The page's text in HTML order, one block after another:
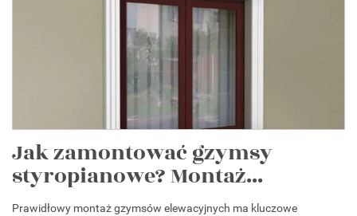
Jak zamontować gzymsy
styropianowe? Montaż...
Prawidłowy montaż gzymsów elewacyjnych ma kluczowe